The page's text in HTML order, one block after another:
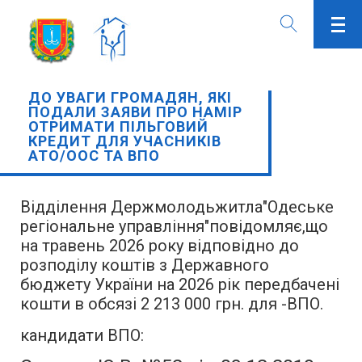
ДО УВАГИ ГРОМАДЯН, ЯКІ
ПОДАЛИ ЗАЯВИ ПРО НАМІР
ОТРИМАТИ ПІЛЬГОВИЙ
КРЕДИТ ДЛЯ УЧАСНИКІВ
АТО/ООС ТА ВПО
Відділення Держмолодьжитла"Одеське
регіональне управління"повідомляє,що
на травень 2026 року відповідно до
розподілу коштів з Державного
бюджету України на 2026 рік передбачені
кошти в обсязі 2 213 000 грн. для -ВПО.
кандидати ВПО: